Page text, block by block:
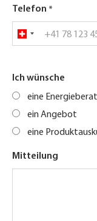
Telefon
Ich wünsche
eine
ein Angebot
eine
Mitteilung